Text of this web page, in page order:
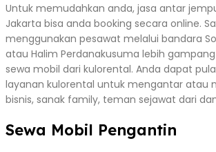
Untuk memudahkan anda, jasa antar
Jakarta bisa anda booking secara online.
menggunakan pesawat melalui bandara
atau Halim Perdanakusuma lebih
sewa mobil dari kulorental. Anda dapat
layanan kulorental untuk mengantar atau
bisnis, sanak family, teman sejawat dari
Sewa Mobil Pengantin